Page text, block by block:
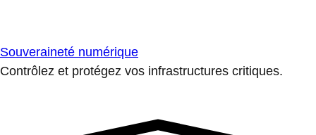
Souveraineté numérique
Contrôlez et protégez vos infrastructures critiques.